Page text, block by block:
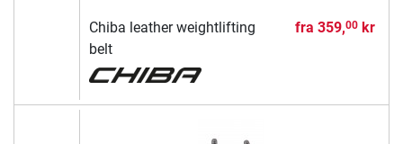
Chiba leather weightlifting
belt
fra 359,00kr